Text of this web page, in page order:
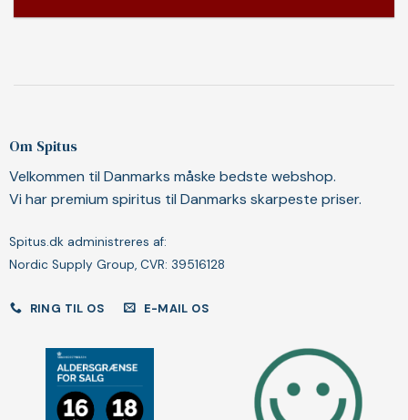
Om Spitus
Velkommen til Danmarks måske bedste webshop.
Vi har premium spiritus til Danmarks skarpeste priser.
Spitus.dk administreres af:
Nordic Supply Group, CVR: 39516128
RING TIL OS E-MAIL OS